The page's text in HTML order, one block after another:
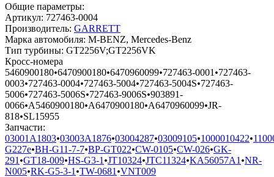
Общие параметры:
Артикул: 727463-0004
Производитель: GARRETT
Марка автомобиля: M-BENZ, Mercedes-Benz
Тип турбины: GT2256V;GT2256VK
Кросс-номера
5460900180•6470900180•6470960099•727463-0001 •727463-
0003•727463-0004•727463-5004•727463-5004S•727463-
5006•727463-5006S•727463-9006S•903891-
0066•A5460900180•A6470900180•A6470960099•JR-
818•SL15955
Запчасти:
03001A1803•03003A1876•03004287•03009105•1000010422•
G227e•BH-G11-7-7•BP-GT022•CW-0105•CW-026•GK-
291 •GT18-009•HS-G3-1 •JT10324•JTC11324•KA56057A1 •NR-
N005•RK-G5-3-1 •TW-0681 •VNT009